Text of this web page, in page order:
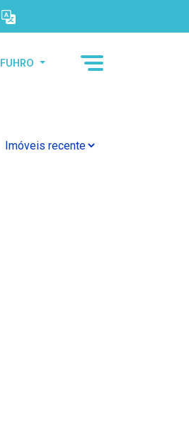
FUHRO